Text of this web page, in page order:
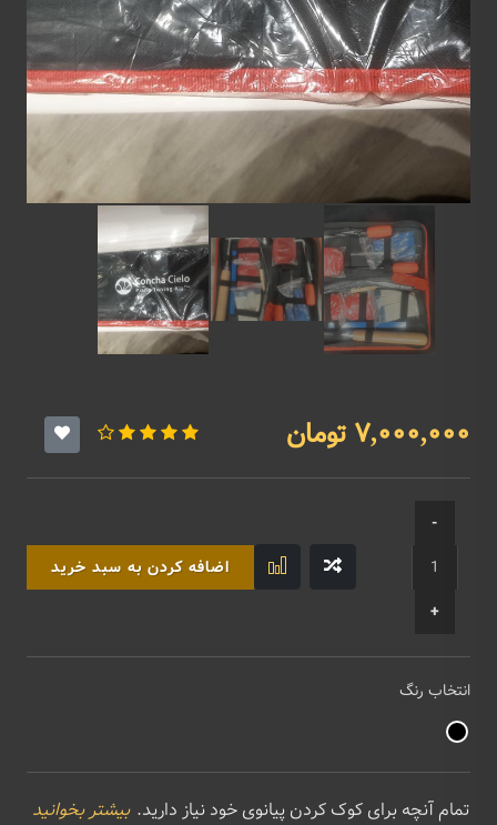
7,000,000 تومان
اضافه کردن به سبد خرید
انتخاب رنگ
تمام آنچه برای کوک کردن پیانوی خود نیاز دارید. بیشتر بخوانید